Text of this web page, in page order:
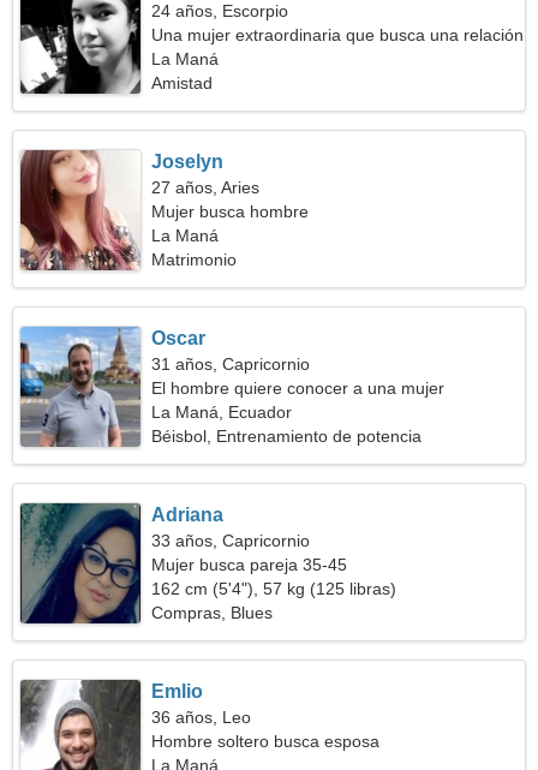
24 años, Escorpio
Una mujer extraordinaria que busca una relación
apasionada
La Maná
Amistad
Joselyn
27 años, Aries
Mujer busca hombre
La Maná
Matrimonio
Oscar
31 años, Capricornio
El hombre quiere conocer a una mujer
La Maná, Ecuador
Béisbol, Entrenamiento de potencia
Adriana
33 años, Capricornio
Mujer busca pareja 35-45
162 cm (5'4"), 57 kg (125 libras)
Compras, Blues
Emlio
36 años, Leo
Hombre soltero busca esposa
La Maná